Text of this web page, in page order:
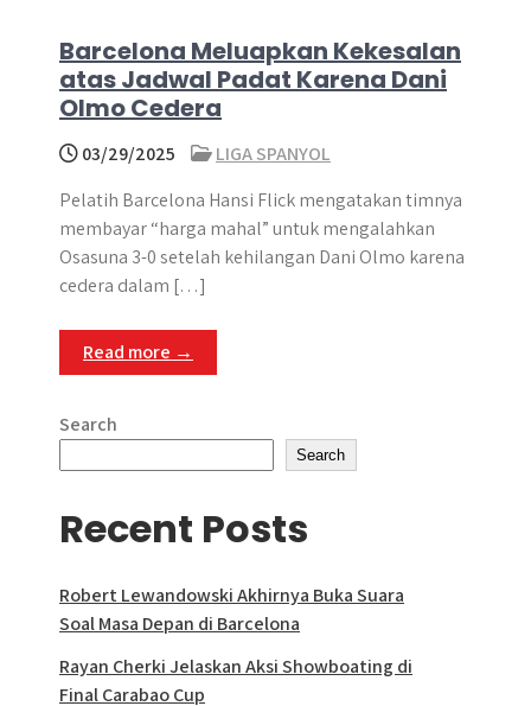
Barcelona Meluapkan Kekesalan
atas Jadwal Padat Karena Dani
Olmo Cedera
03/29/2025
LIGA SPANYOL
Pelatih Barcelona Hansi Flick mengatakan timnya
membayar “harga mahal” untuk mengalahkan
Osasuna 3-0 setelah kehilangan Dani Olmo karena
cedera dalam […]
Read more →
Search
Search
Recent Posts
Robert Lewandowski Akhirnya Buka Suara
Soal Masa Depan di Barcelona
Rayan Cherki Jelaskan Aksi Showboating di
Final Carabao Cup